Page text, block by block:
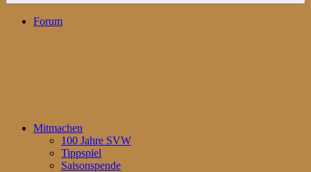
Forum
Mitmachen
100 Jahre SVW
Tippspiel
Saisonspende